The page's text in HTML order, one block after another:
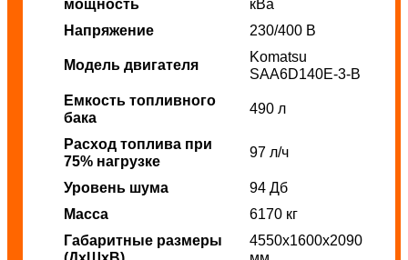
мощность
кВа
Напряжение
230/400 В
Модель двигателя
Komatsu
SAA6D140E-3-B
Емкость топливного
бака
490 л
Расход топлива при
75% нагрузке
97 л/ч
Уровень шума
94 Дб
Масса
6170 кг
Габаритные размеры
4550x1600x2090